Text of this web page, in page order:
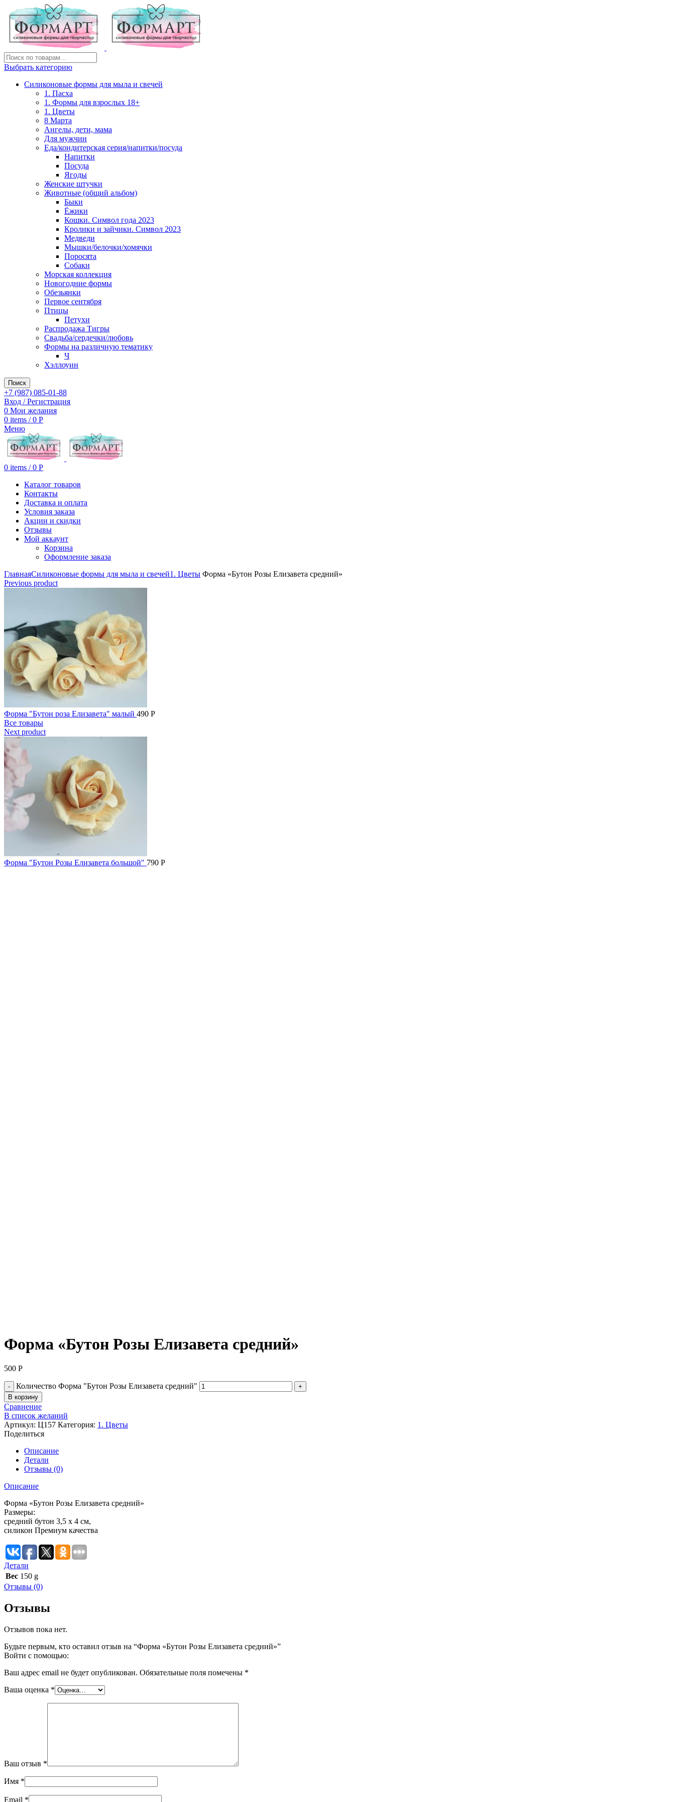
Выбрать категорию
Силиконовые формы для мыла и свечей
1. Пасха
1. Формы для взрослых 18+
1. Цветы
8 Марта
Ангелы, дети, мама
Для мужчин
Еда/кондитерская серия/напитки/посуда
Напитки
Посуда
Ягоды
Женские штучки
Животные (общий альбом)
Быки
Ёжики
Кошки. Символ года 2023
Кролики и зайчики. Символ 2023
Медведи
Мышки/белочки/хомячки
Поросята
Собаки
Морская коллекция
Новогодние формы
Обезьянки
Первое сентября
Птицы
Петухи
Распродажа Тигры
Свадьба/сердечки/любовь
Формы на различную тематику
Ч
Хэллоуин
Поиск
+7 (987) 085-01-88
Вход / Регистрация
0 Мои желания
0 items / 0 Р
Меню
0 items / 0 Р
Каталог товаров
Контакты
Доставка и оплата
Условия заказа
Акции и скидки
Отзывы
Мой аккаунт
Корзина
Оформление заказа
ГлавнаяСиликоновые формы для мыла и свечей1. Цветы Форма «Бутон Розы Елизавета средний»
Previous product
Форма "Бутон роза Елизавета" малый 490 Р
Все товары
Next product
Форма "Бутон Розы Елизавета большой" 790 Р
Форма «Бутон Розы Елизавета средний»
500 Р
Количество Форма "Бутон Розы Елизавета средний"
В корзину
Сравнение
В список желаний
Артикул: Ц157 Категория: 1. Цветы
Поделиться
Описание
Детали
Отзывы (0)
Описание
Форма «Бутон Розы Елизавета средний»
Размеры:
средний бутон 3,5 х 4 см,
силикон Премиум качества
Детали
Вес 150 g
Отзывы (0)
Отзывы
Отзывов пока нет.
Будьте первым, кто оставил отзыв на “Форма «Бутон Розы Елизавета средний»”
Войти с помощью:
Ваш адрес email не будет опубликован. Обязательные поля помечены *
Ваша оценка *
Ваш отзыв *
Имя *
Email *